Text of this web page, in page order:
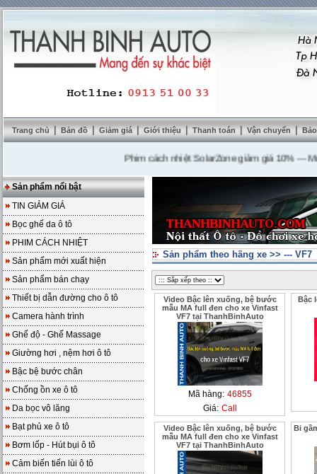
Trang chủ | Bản đồ | Giảm giá | Giới thiệu | Thanh toán | Vận chuyển |
Phim cách nhiệt SolarZone giảm giá 10%---Mua
Sản phẩm nổi bật
TIN GIẢM GIÁ
Bọc ghế da ô tô
PHIM CÁCH NHIỆT
Sản phẩm mới xuất hiện
Sản phẩm bán chạy
Thiết bị dẫn đường cho ô tô
Camera hành trình
Ghế độ - Ghế Massage
Giường hơi , nệm hơi ô tô
Bậc bệ bước chân
Chống ồn xe ô tô
Da bọc vô lăng
Bạt phủ xe ô tô
Bơm lốp - Hút bụi ô tô
Cảm biến tiến lùi ô tô
Sản phẩm theo hãng xe >> --- VF7
Video Bậc lên xuống, bệ bước
mẫu MA full đen cho xe Vinfast
VF7 tại ThanhBinhAuto
Mã hàng: 46855
Giá: Call
Bậc
Video Bậc lên xuống, bệ bước
mẫu MA full đen cho xe Vinfast
VF7 tại ThanhBinhAuto
Bi